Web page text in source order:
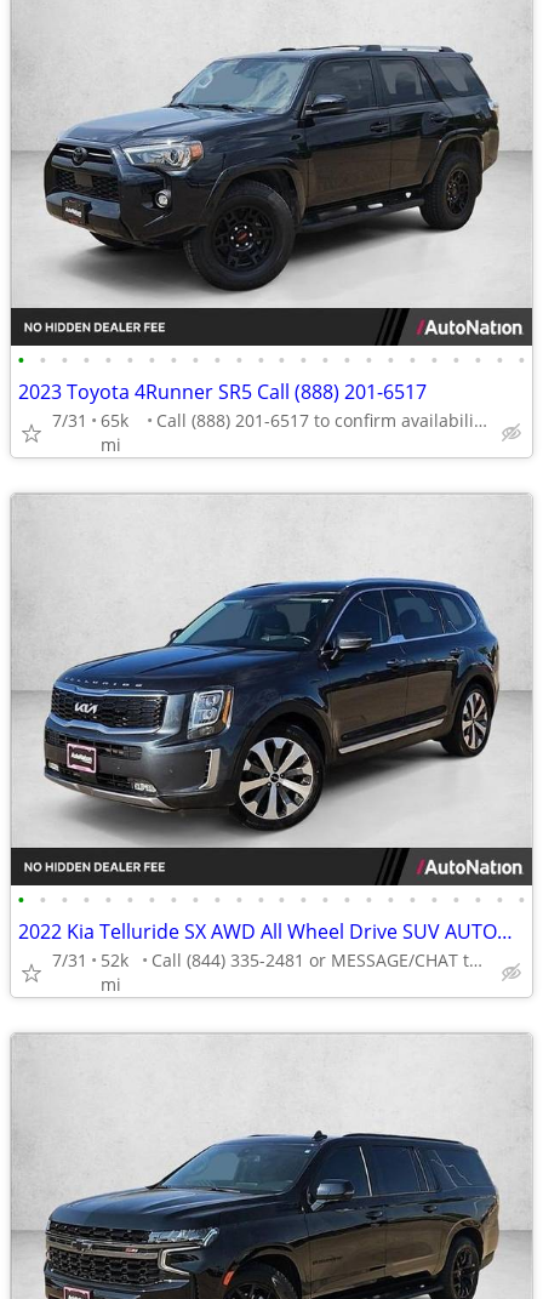
• • • • • • • • • • • • • • • • • • • • • • • •
2023 Toyota 4Runner SR5 Call (888) 201-6517
7/31
65k
mi
Call (888) 201-6517 to confirm availability - May 14th
• • • • • • • • • • • • • • • • • • • • • • • •
2022 Kia Telluride SX AWD All Wheel Drive SUV AUTONATION
7/31
52k
mi
Call (844) 335-2481 or MESSAGE/CHAT to confirm availability